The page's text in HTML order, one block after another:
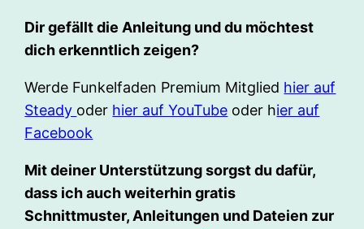
Dir gefällt die Anleitung und du möchtest
dich erkenntlich zeigen?
Werde Funkelfaden Premium Mitglied hier auf
Steady oder hier auf YouTube oder hier auf
Facebook
Mit deiner Unterstützung sorgst du dafür,
dass ich auch weiterhin gratis
Schnittmuster, Anleitungen und Dateien zur